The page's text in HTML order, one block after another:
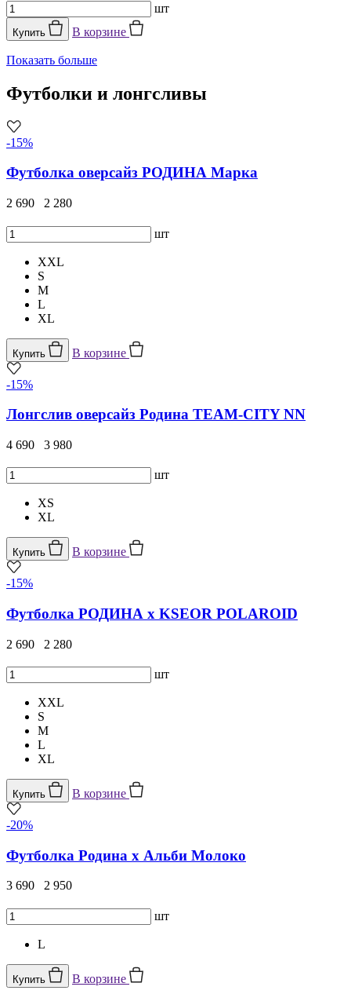
шт
Купить В корзине
Показать больше
Футболки и лонгсливы
-15%
Футболка оверсайз РОДИНА Марка
2 690 2 280
шт
XXL
S
M
L
XL
Купить В корзине
-15%
Лонгслив оверсайз Родина TEAM-CITY NN
4 690 3 980
шт
XS
XL
Купить В корзине
-15%
Футболка РОДИНА x KSEOR POLAROID
2 690 2 280
шт
XXL
S
M
L
XL
Купить В корзине
-20%
Футболка Родина х Альби Молоко
3 690 2 950
шт
L
Купить В корзине